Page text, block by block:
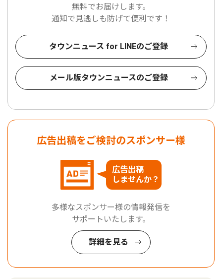
無料でお届けします。
通知で見逃しも防げて便利です！
タウンニュース for LINEのご登録
メール版タウンニュースのご登録
広告出稿をご検討のスポンサー様
広告出稿
しませんか？
多様なスポンサー様の情報発信を
サポートいたします。
詳細を見る